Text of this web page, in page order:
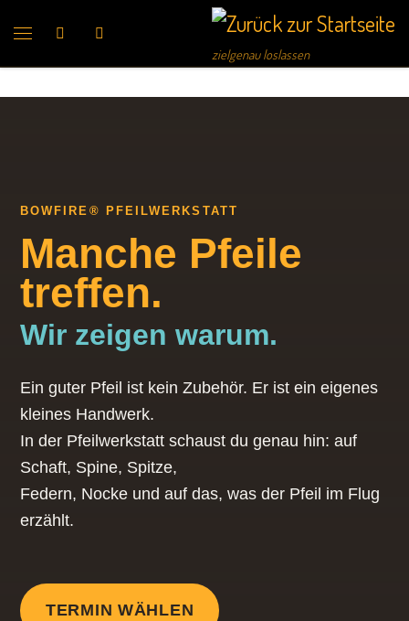
zielgenau loslassen
BOWFIRE® PFEILWERKSTATT
Manche Pfeile
treffen.
Wir zeigen warum.
Ein guter Pfeil ist kein Zubehör. Er ist ein eigenes
kleines Handwerk.
In der Pfeilwerkstatt schaust du genau hin: auf
Schaft, Spine, Spitze,
Federn, Nocke und auf das, was der Pfeil im Flug
erzählt.
TERMIN WÄHLEN